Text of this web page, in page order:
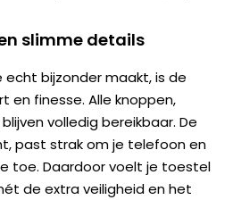
slimme details
bijzonder maakt, is de
en finesse. Alle knoppen,
volledig bereikbaar. De
past strak om je telefoon en
toe. Daardoor voelt je toestel
de extra veiligheid en het